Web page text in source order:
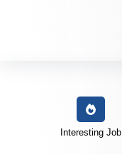
Interesting Job